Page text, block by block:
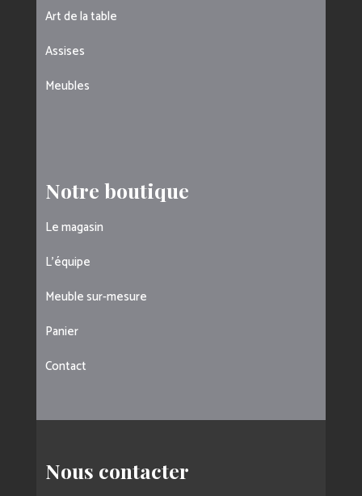
Art de la table
Assises
Meubles
Notre boutique
Le magasin
L’équipe
Meuble sur-mesure
Panier
Contact
Nous contacter